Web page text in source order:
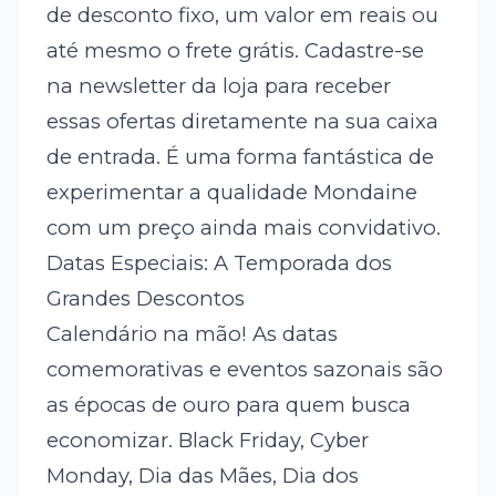
de desconto fixo, um valor em reais ou
até mesmo o frete grátis. Cadastre-se
na newsletter da loja para receber
essas ofertas diretamente na sua caixa
de entrada. É uma forma fantástica de
experimentar a qualidade Mondaine
com um preço ainda mais convidativo.
Datas Especiais: A Temporada dos
Grandes Descontos
Calendário na mão! As datas
comemorativas e eventos sazonais são
as épocas de ouro para quem busca
economizar. Black Friday, Cyber
Monday, Dia das Mães, Dia dos